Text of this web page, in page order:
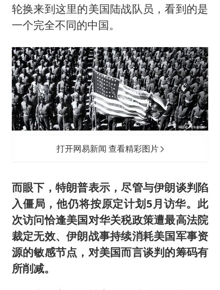
轮换来到这里的美国陆战队员，看到的是
一个完全不同的中国。
打开网易新闻 查看精彩图片
而眼下，特朗普表示，尽管与伊朗谈判陷
入僵局，他仍将按原定计划5月访华。此
次访问恰逢美国对华关税政策遭最高法院
裁定无效、伊朗战事持续消耗美国军事资
源的敏感节点，对美国而言谈判的筹码有
所削减。